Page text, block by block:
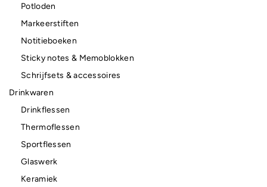
Potloden
Markeerstiften
Notitieboeken
Sticky notes & Memoblokken
Schrijfsets & accessoires
Drinkwaren
Drinkflessen
Thermoflessen
Sportflessen
Glaswerk
Keramiek